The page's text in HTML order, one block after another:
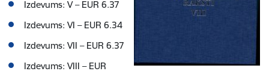
Izdevums: V – EUR 6.37
Izdevums: VI – EUR 6.34
Izdevums: VII – EUR 6.37
Izdevums: VIII – EUR